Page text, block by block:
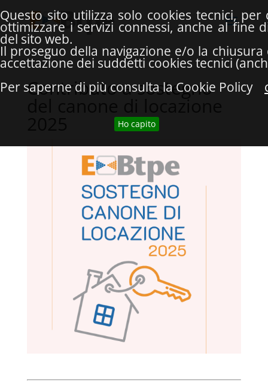
Questo sito utilizza solo cookies tecnici,
ottimizzare i servizi connessi, anche al fine
del sito web.
Il proseguo della navigazione e/o la
accettazione dei suddetti cookies tecnici
Per saperne di più consulta la Cookie Policy
Ho capito
Contributo a sostegno